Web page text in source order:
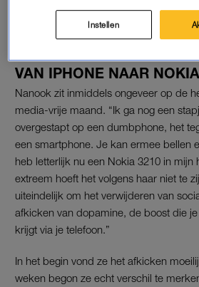
aflevering ben ik ook gevraagd als
VAN IPHONE NAAR NOKIA
Nanook zit inmiddels ongeveer op de
media-vrije maand. “Ik ga nog een
overgestapt op een dumbphone, het
een smartphone. Je kan ermee bellen
heb letterlijk nu een Nokia 3210 in mijn
extreem hoeft het volgens haar niet te
uiteindelijk om het verwijderen van
afkicken van dopamine, de boost die
krijgt via je telefoon.”
In het begin vond ze het afkicken
weken begon ze echt verschil te
Instellen